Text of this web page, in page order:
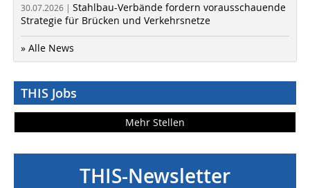
30.07.2026 | Stahlbau-Verbände fordern vorausschauende
Strategie für Brücken und Verkehrsnetze
» Alle News
THIS Jobs
Mehr Stellen
THIS-Newsletter